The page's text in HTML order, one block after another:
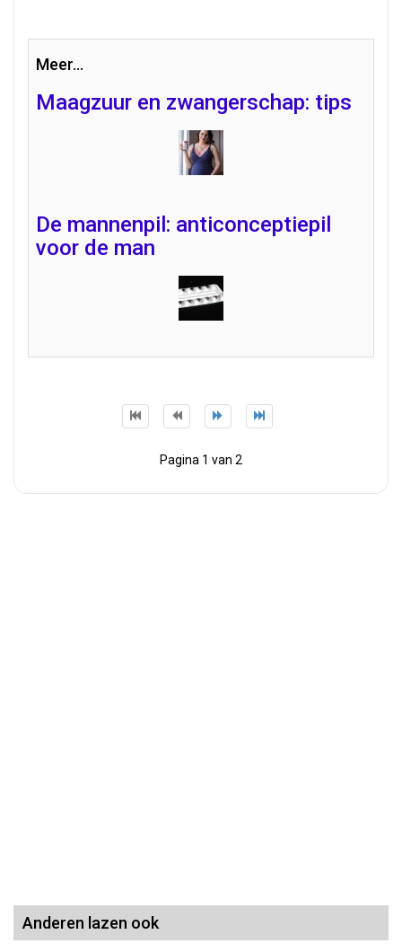
Meer...
Maagzuur en zwangerschap: tips
De mannenpil: anticonceptiepil
voor de man
Pagina 1 van 2
Anderen lazen ook